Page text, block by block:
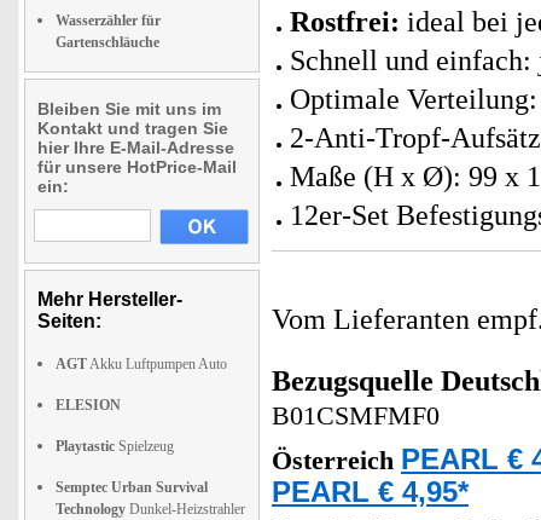
Wasserzähler für
Gartenschläuche
Bleiben Sie mit uns im
Kontakt und tragen Sie
hier Ihre E-Mail-Adresse
für unsere HotPrice-Mail
ein:
Mehr Hersteller-
Seiten:
AGTAkku Luftpumpen Auto
ELESION
Playtastic Spielzeug
Semptec Urban Survival
Technology Dunkel-Heizstrahler
Rostfrei: ideal bei
Schnell und einfach:
Optimale
2-Anti-Tropf-
Maße (H x Ø): 99 x
12er-Set
Vom Lieferanten
Bezugsquelle
B01CSMFMF0
Österreich PEARL €
PEARL € 4,95*